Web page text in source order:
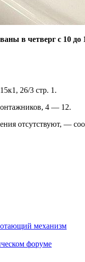
в четверг с 10 до
26/3 стр. 1.
4 — 12.
отсутствуют, —
механизм
форуме